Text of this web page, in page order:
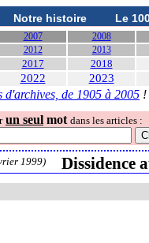
Notre histoire Le
2007
2008
2012 2013
2017 2018
2022 2023
d'archives, de 1905 à 2005 !
un seul mot dans les articles :
1999) Dissidence